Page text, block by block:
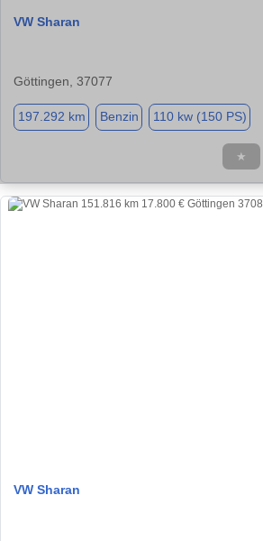
VW Sharan
Göttingen, 37077
197.292 km Benzin 110 kw (150 PS)
★
VW Sharan